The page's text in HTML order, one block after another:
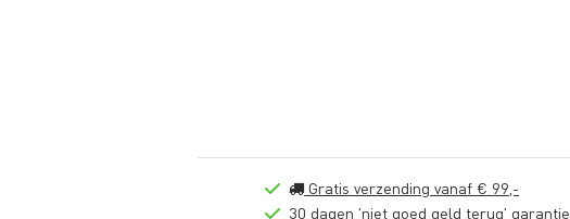
Gratis verzending vanaf € 99,-
30 dagen 'niet goed geld terug' garantie